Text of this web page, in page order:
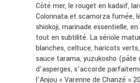
Côté mer, le rouget en kadaïf,
Colonnata et scamorza fumée,
shiokoji, marinade essentielle,
tout en subtilité. La sériole
blanches, celtuce, haricots verts,
sauce tarama, yuzukosho (pâte
d’asperges, s’accorde
l’Anjou « Varenne de Chanzé »